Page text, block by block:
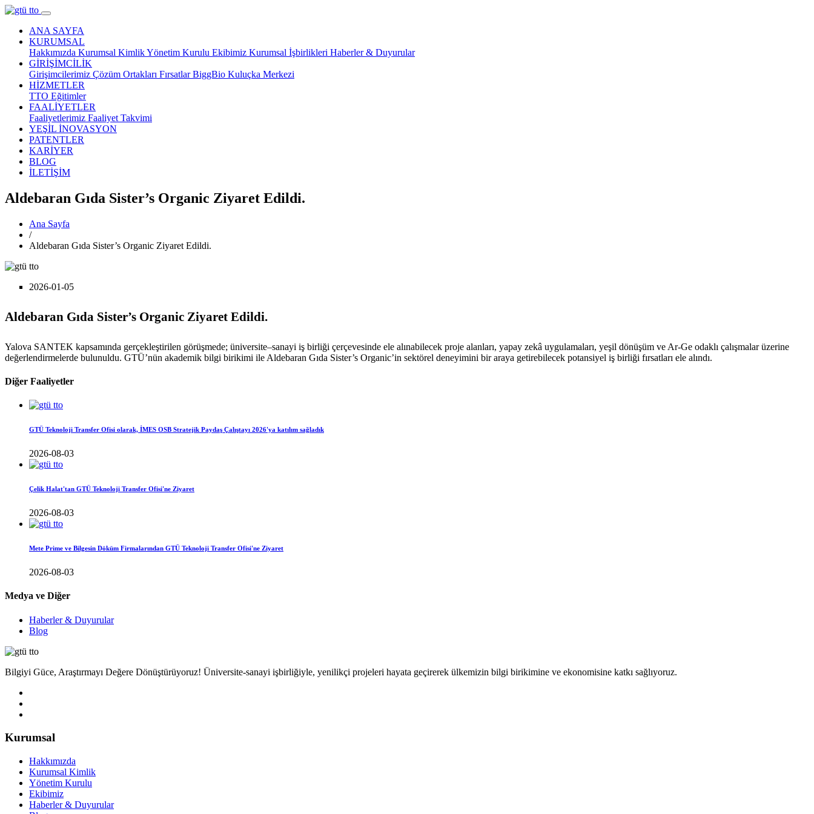
ANA SAYFA
KURUMSAL
Hakkımızda Kurumsal KimlikYönetim Kurulu Ekibimiz Kurumsal İşbirlikleri Haberler & Duyurular
GİRİŞİMCİLİK
Girişimcilerimiz Çözüm Ortakları FırsatlarBiggBio Kuluçka Merkezi
HİZMETLER
TTO Eğitimler
FAALİYETLER
Faaliyetlerimiz Faaliyet Takvimi
YEŞİL İNOVASYON
PATENTLER
KARİYER
BLOG
İLETİŞİM
Aldebaran Gıda Sister’s Organic Ziyaret Edildi.
Ana Sayfa
/
Aldebaran Gıda Sister’s Organic Ziyaret Edildi.
2026-01-05
Aldebaran Gıda Sister’s Organic Ziyaret Edildi.
Yalova SANTEK kapsamında gerçekleştirilen görüşmede; üniversite–sanayi iş birliği çerçevesinde ele alınabilecek proje alanları, yapay zekâ uygulamaları, yeşil dönüşüm ve Ar-Ge odaklı çalışmalar üzerine
değerlendirmelerde bulunuldu. GTÜ’nün akademik bilgi birikimi ile Aldebaran Gıda Sister’s Organic’in sektörel deneyimini bir araya getirebilecek potansiyel iş birliği fırsatları ele alındı.
Diğer Faaliyetler
GTÜ Teknoloji Transfer Ofisi olarak, İMES OSB Stratejik Paydaş Çalıştayı 2026'ya katılım sağladık
2026-08-03
Çelik Halat'tan GTÜ Teknoloji Transfer Ofisi'ne Ziyaret
2026-08-03
Mete Prime ve Bilgesin Döküm Firmalarından GTÜ Teknoloji Transfer Ofisi'ne Ziyaret
2026-08-03
Medya ve Diğer
Haberler & Duyurular
Blog
Bilgiyi Güce, Araştırmayı Değere Dönüştürüyoruz! Üniversite-sanayi işbirliğiyle, yenilikçi projeleri hayata geçirerek ülkemizin bilgi birikimine ve ekonomisine katkı sağlıyoruz.
Kurumsal
Hakkımızda
Kurumsal Kimlik
Yönetim Kurulu
Ekibimiz
Haberler & Duyurular